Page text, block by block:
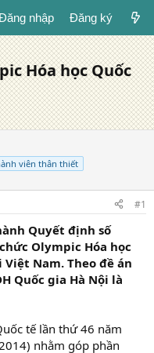
nhập Đăng ký
Hóa học Quốc
viên thân thiết
#1
Quyết định số
Olympic Hóa học
Nam. Theo đề án
Quốc gia Hà Nội là
tế lần thứ 46 năm
nhằm góp phần